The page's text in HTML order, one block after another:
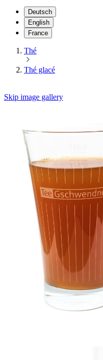
Deutsch
English
France
Thé
Thé glacé
Skip image gallery